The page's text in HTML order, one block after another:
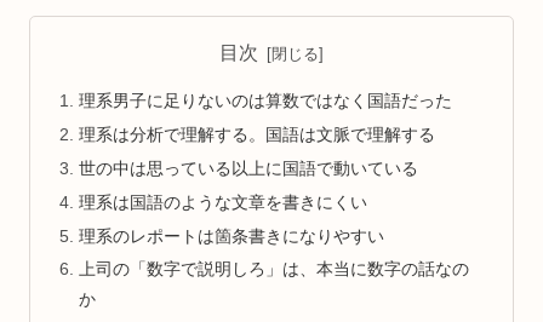
目次
理系男子に足りないのは算数ではなく国語だった
理系は分析で理解する。国語は文脈で理解する
世の中は思っている以上に国語で動いている
理系は国語のような文章を書きにくい
理系のレポートは箇条書きになりやすい
上司の「数字で説明しろ」は、本当に数字の話なの
か